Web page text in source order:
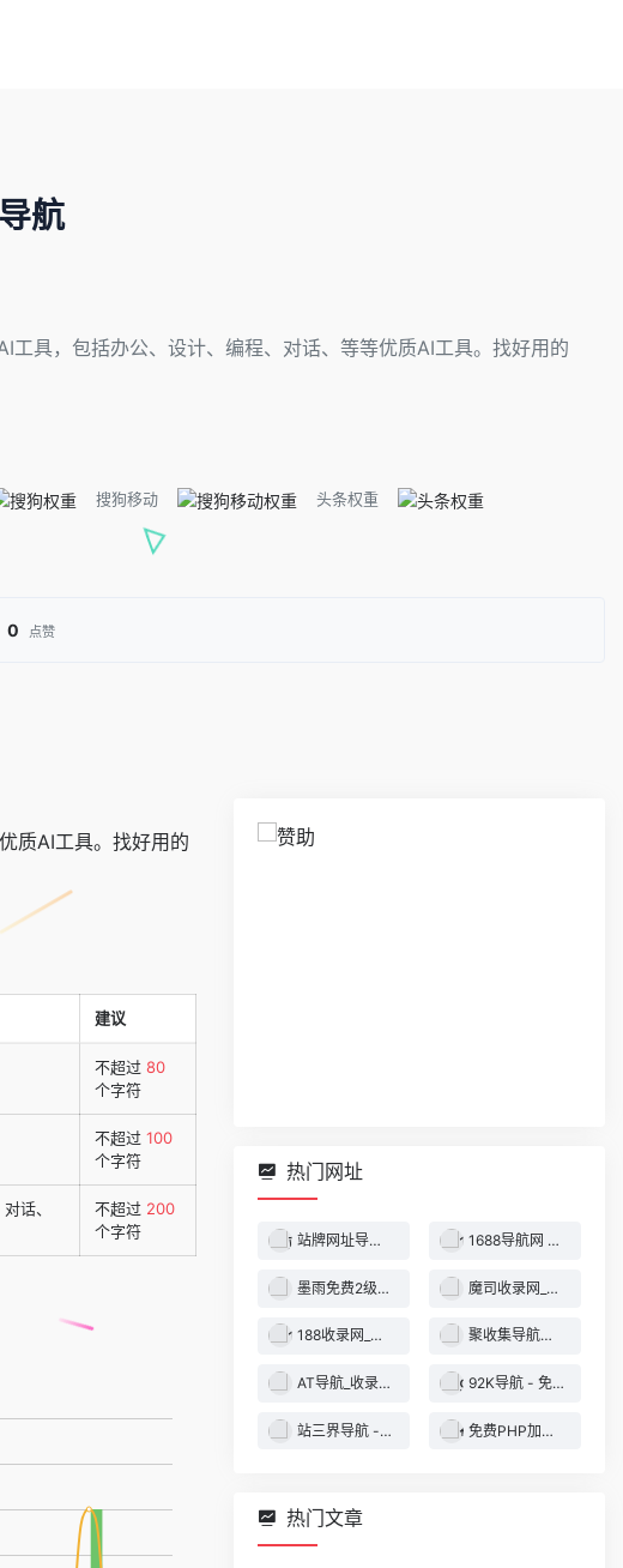
航
具，包括办公、设计、编程、对话、等等优质AI工具。找好用的
搜狗移动
头条权重
0 点赞
质AI工具。找好用的
建议
不超过 80
个字符
不超过 100
个字符
话、
不超过 200
个字符
热门网址
站牌网址导航收录网 | 精选网站导航，自动秒收录服务 - 最全网址收录！ 1688导航网 - 技术导航 - 名站网址 - 名站导航 - 免费外链 - 免费收录网站
墨雨免费2级域名 - 二级域名分发服务平台 魔司收录网_分类目录网_免费网站目录_网站收录_网址提交_免费收录网站
188收录网_网站收录-友情链接交换-网址收录-自动秒收录 聚收集导航网 - 海量分类资源一站式导航
AT导航_收录网_免费收录网站_自动收录网_秒收录 92K导航 - 免费自动秒收录网址导航
站三界导航 - 网站目录,网址提交,分类目录,网站大全,名站导航之家 免费PHP加密系统 - PHP代码加密平台
热门文章